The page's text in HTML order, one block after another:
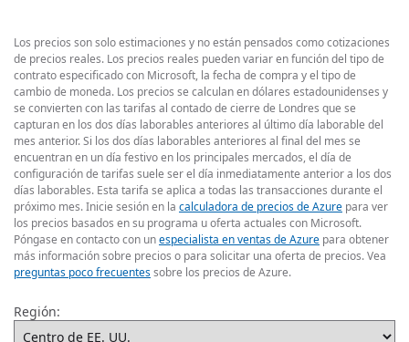
Los precios son solo estimaciones y no están pensados como cotizaciones
de precios reales. Los precios reales pueden variar en función del tipo de
contrato especificado con Microsoft, la fecha de compra y el tipo de
cambio de moneda. Los precios se calculan en dólares estadounidenses y
se convierten con las tarifas al contado de cierre de Londres que se
capturan en los dos días laborables anteriores al último día laborable del
mes anterior. Si los dos días laborables anteriores al final del mes se
encuentran en un día festivo en los principales mercados, el día de
configuración de tarifas suele ser el día inmediatamente anterior a los dos
días laborables. Esta tarifa se aplica a todas las transacciones durante el
próximo mes. Inicie sesión en la calculadora de precios de Azure para ver
los precios basados en su programa u oferta actuales con Microsoft.
Póngase en contacto con unespecialista en ventas de Azure para obtener
más información sobre precios o para solicitar una oferta de precios. Vea
preguntas poco frecuentessobre los precios de Azure.
Región: